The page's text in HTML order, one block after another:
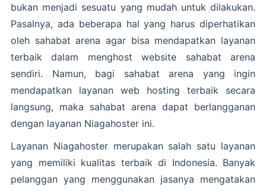
bukan menjadi sesuatu yang mudah untuk dilakukan.
Pasalnya, ada beberapa hal yang harus diperhatikan
oleh sahabat arena agar bisa mendapatkan layanan
terbaik dalam menghost website sahabat arena
sendiri. Namun, bagi sahabat arena yang ingin
mendapatkan layanan web hosting terbaik secara
langsung, maka sahabat arena dapat berlangganan
dengan layanan Niagahoster ini.
Layanan Niagahoster merupakan salah satu layanan
yang memiliki kualitas terbaik di Indonesia. Banyak
pelanggan yang menggunakan jasanya mengatakan